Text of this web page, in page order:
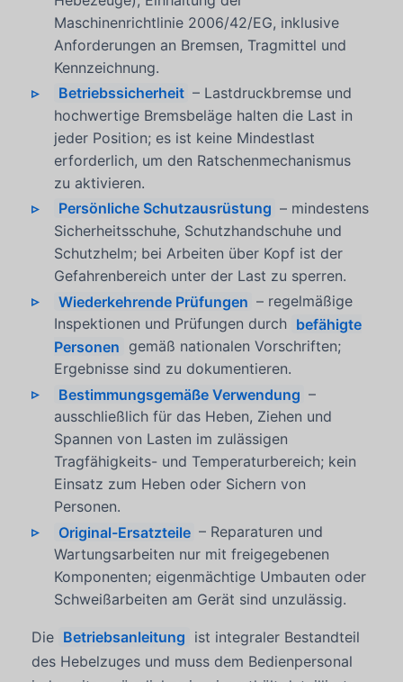
Maschinenrichtlinie 2006/42/EG, inklusive
Anforderungen an Bremsen, Tragmittel und
Kennzeichnung.
Betriebssicherheit – Lastdruckbremse und
hochwertige Bremsbeläge halten die Last in
jeder Position; es ist keine Mindestlast
erforderlich, um den Ratschenmechanismus
zu aktivieren.
Persönliche Schutzausrüstung – mindestens
Sicherheitsschuhe, Schutzhandschuhe und
Schutzhelm; bei Arbeiten über Kopf ist der
Gefahrenbereich unter der Last zu sperren.
Wiederkehrende Prüfungen – regelmäßige
Inspektionen und Prüfungen durch befähigte
Personen gemäß nationalen Vorschriften;
Ergebnisse sind zu dokumentieren.
Bestimmungsgemäße Verwendung –
ausschließlich für das Heben, Ziehen und
Spannen von Lasten im zulässigen
Tragfähigkeits- und Temperaturbereich; kein
Einsatz zum Heben oder Sichern von
Personen.
Original-Ersatzteile – Reparaturen und
Wartungsarbeiten nur mit freigegebenen
Komponenten; eigenmächtige Umbauten oder
Schweißarbeiten am Gerät sind unzulässig.
Die Betriebsanleitung ist integraler Bestandteil
des Hebelzuges und muss dem Bedienpersonal